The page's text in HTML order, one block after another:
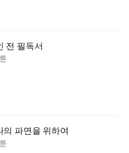
전 필독서
파면을 위하여